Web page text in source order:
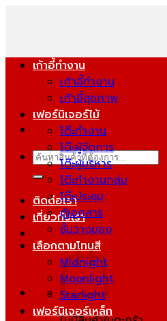
เนื้อหา
ค้นหา:
ติดต่อเรา
เกี่ยวกับเรา
เก้าอี้ทำงาน
เก้าอี้ทำงาน
เก้าอี้สุขภาพ
เฟอร์นิเจอร์ไม้
โต๊ะทำงาน
โต๊ะผู้จัดการ
โต๊ะผู้บริหาร
โต๊ะทำงานกลุ่ม
โต๊ะประชุม
ตู้เอกสาร
ชั้นวางของ
เลือกตามโทนสี
Midnight
Moonlight
Starlight
เฟอร์นิเจอร์เหล็ก